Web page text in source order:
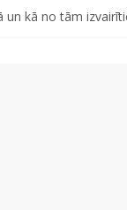
un kā no tām